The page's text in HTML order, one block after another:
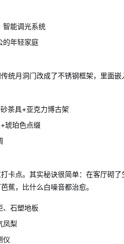
智能调光系统
的年轻家庭
统月洞门改成了不锈钢框架，里面
茶具+亚克力博古架
琥珀色点缀
卡点。其实秘诀很简单：在客厅砌
蕉，比什么白噪音都治愈。
、石塑地板
凤梨
仪